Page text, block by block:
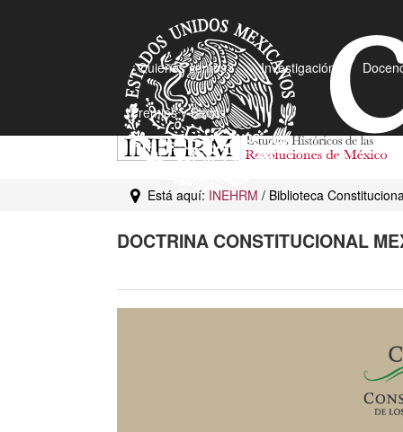
¿Quiénes somos? Investigación
Premios y Becas
Está aquí: INEHRM / Biblioteca
DOCTRINA CONSTITUCIONAL